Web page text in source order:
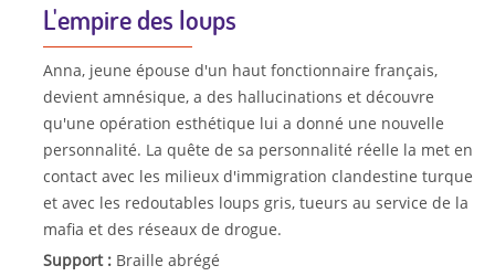
L'empire des loups
Anna, jeune épouse d'un haut fonctionnaire français,
devient amnésique, a des hallucinations et découvre
qu'une opération esthétique lui a donné une nouvelle
personnalité. La quête de sa personnalité réelle la met en
contact avec les milieux d'immigration clandestine turque
et avec les redoutables loups gris, tueurs au service de la
mafia et des réseaux de drogue.
Support : Braille abrégé